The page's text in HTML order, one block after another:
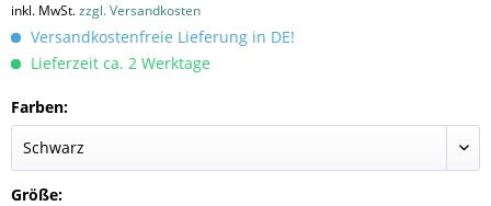
inkl. MwSt.zzgl. Versandkosten
Versandkostenfreie Lieferung in DE!
Lieferzeit ca. 2 Werktage
Farben:
Größe: